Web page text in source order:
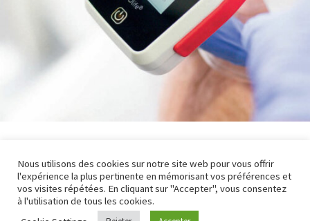
PLUS DE PROJETS
Nous utilisons des cookies sur notre site web pour vous offrir
l'expérience la plus pertinente en mémorisant vos préférences et
vos visites répétées. En cliquant sur "Accepter", vous consentez
à l'utilisation de tous les cookies.